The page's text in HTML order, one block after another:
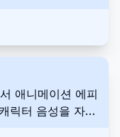
촉진합니다.
애니메이션 에피
릭터 음성을 자동